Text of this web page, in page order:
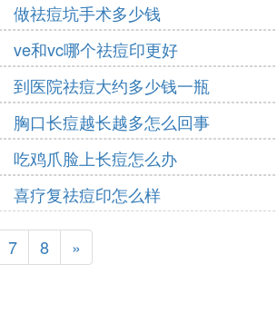
做祛痘坑手术多少钱
ve和vc哪个祛痘印更好
到医院祛痘大约多少钱一瓶
胸口长痘越长越多怎么回事
吃鸡爪脸上长痘怎么办
喜疗复祛痘印怎么样
7 8 »